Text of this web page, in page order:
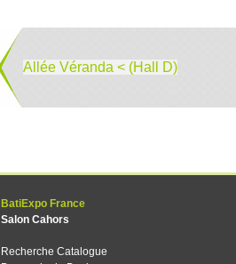
Allée Véranda < (Hall D)
BatiExpo France
Salon Cahors
Recherche Catalogue